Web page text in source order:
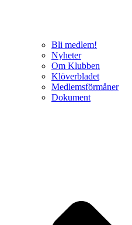
Bli medlem!
Nyheter
Om Klubben
Klöverbladet
Medlemsförmåner
Dokument